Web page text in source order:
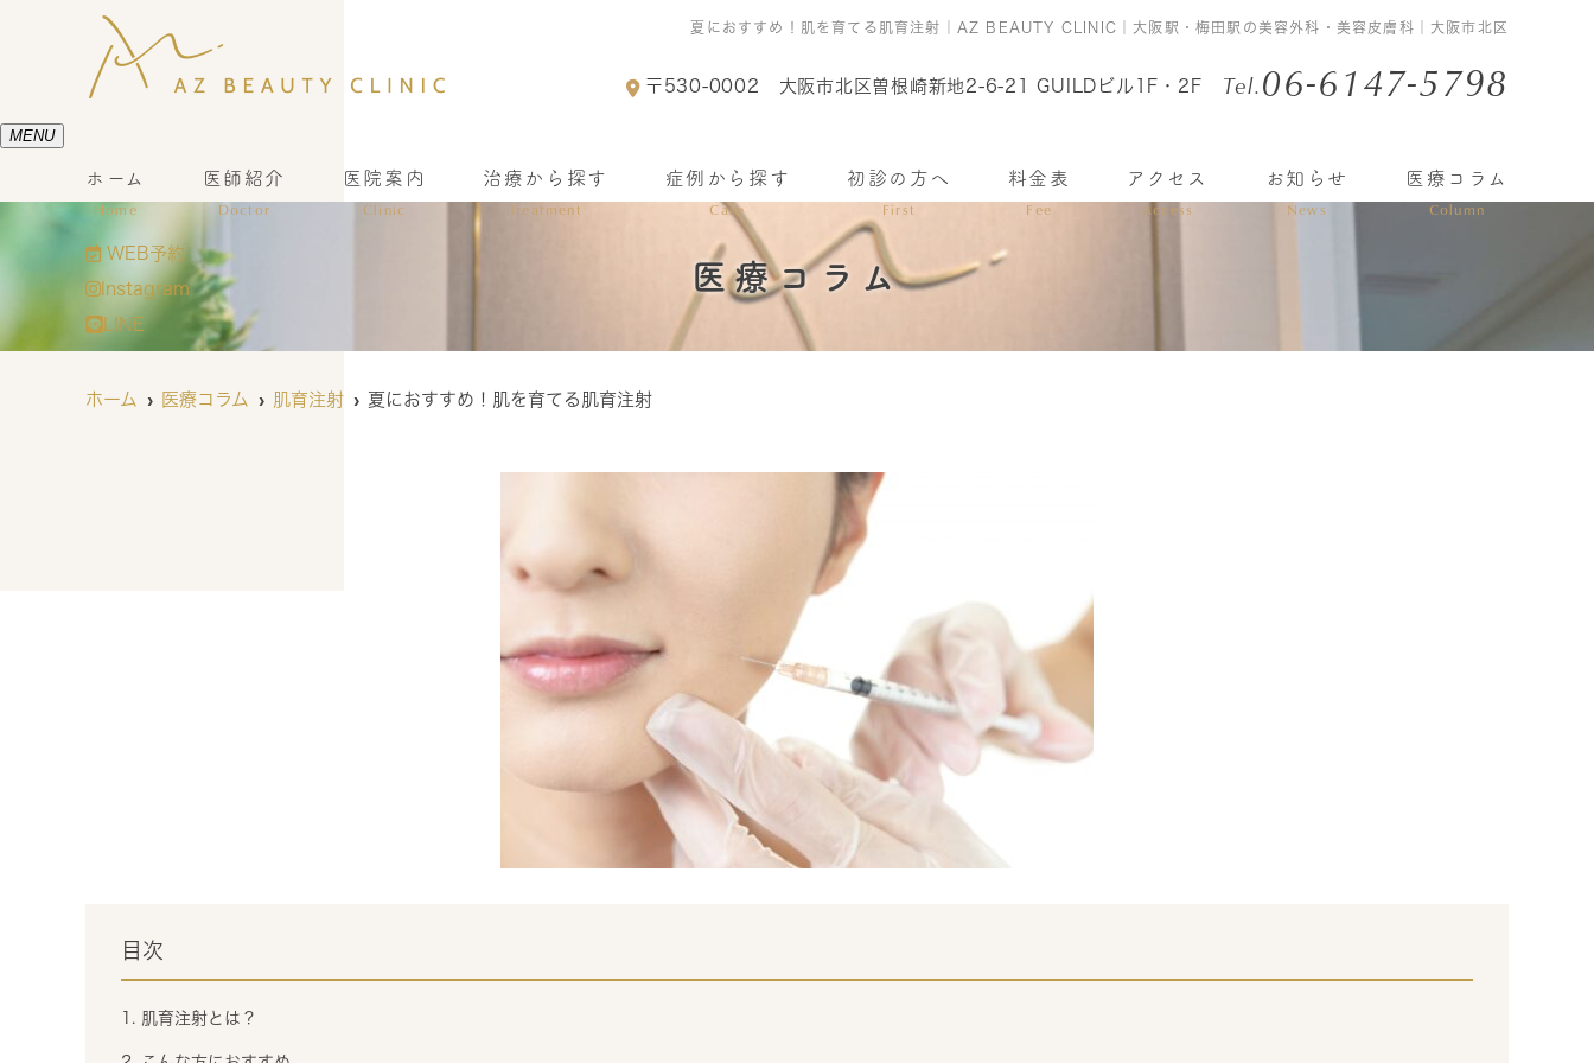
夏におすすめ！肌を育てる肌育注射｜AZ BEAUTY CLINIC｜大阪駅・梅田駅の美容外科・美容皮膚科｜大阪市北区
〒530-0002 大阪市北区曽根崎新地2-6-21 GUILDビル1F・2F Tel.06-6147-5798
MENU
ホーム
Home
医師紹介
Doctor
医院案内
Clinic
治療から探す
Treatment
症例から探す
Case
初診の方へ
First
料金表
Fee
アクセス
Access
お知らせ
News
医療コラム
Column
WEB予約
Instagram
LINE
医療コラム
ホーム 医療コラム 肌育注射 夏におすすめ！肌を育てる肌育注射
目次
1. 肌育注射とは？